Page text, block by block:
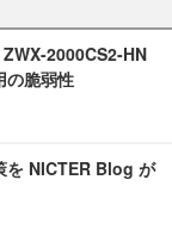
2000CS2-HN
の脆弱性
を NICTER Blog が